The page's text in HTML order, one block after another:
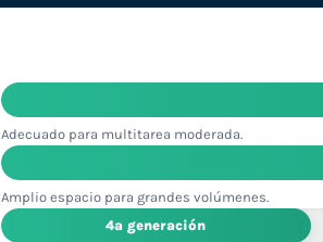
Adecuado para multitarea moderada.
Amplio espacio para grandes volúmenes.
4ª generación